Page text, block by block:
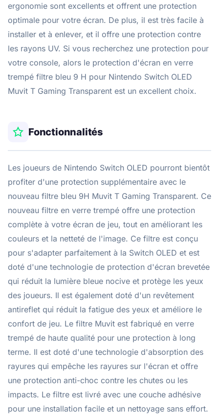
ergonomie sont excellents et offrent une protection
optimale pour votre écran. De plus, il est très facile à
installer et à enlever, et il offre une protection contre
les rayons UV. Si vous recherchez une protection pour
votre console, alors le protection d'écran en verre
trempé filtre bleu 9 H pour Nintendo Switch OLED
Muvit T Gaming Transparent est un excellent choix.
Fonctionnalités
Les joueurs de Nintendo Switch OLED pourront bientôt
profiter d'une protection supplémentaire avec le
nouveau filtre bleu 9H Muvit T Gaming Transparent. Ce
nouveau filtre en verre trempé offre une protection
complète à votre écran de jeu, tout en améliorant les
couleurs et la netteté de l'image. Ce filtre est conçu
pour s'adapter parfaitement à la Switch OLED et est
doté d'une technologie de protection d'écran brevetée
qui réduit la lumière bleue nocive et protège les yeux
des joueurs. Il est également doté d'un revêtement
antireflet qui réduit la fatigue des yeux et améliore le
confort de jeu. Le filtre Muvit est fabriqué en verre
trempé de haute qualité pour une protection à long
terme. Il est doté d'une technologie d'absorption des
rayures qui empêche les rayures sur l'écran et offre
une protection anti-choc contre les chutes ou les
impacts. Le filtre est livré avec une couche adhésive
pour une installation facile et un nettoyage sans effort.